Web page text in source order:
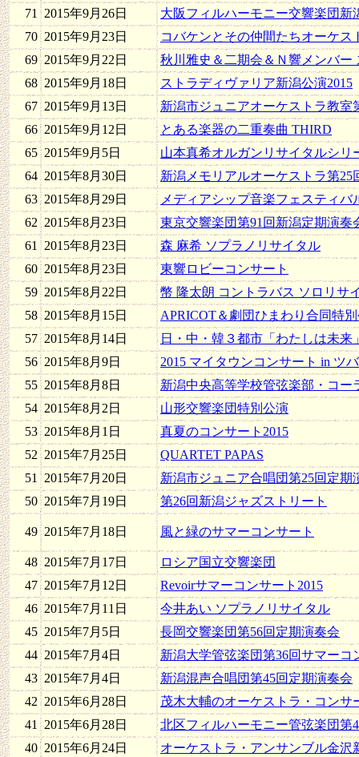
71 2015年9月26日
大阪フィルハーモニー交響楽団新
70 2015年9月23日
コバケンとその仲間たちオーケス
69 2015年9月22日
秋川雅史＆二期会＆Ｎ響メンバー
68 2015年9月18日
ストラディヴァリア新潟公演2015
67 2015年9月13日
新潟市ジュニアオーケストラ教室
66 2015年9月12日
とある楽器の二重奏曲 THIRD
65 2015年9月5日
山本真希オルガンリサイタルシリ
64 2015年8月30日
新潟メモリアルオーケストラ第25
63 2015年8月29日
メディアシップ音楽フェスティバ
62 2015年8月23日
東京交響楽団第91回新潟定期演奏
61 2015年8月23日
森 麻希 ソプラノリサイタル
60 2015年8月23日
東響ロビーコンサート
59 2015年8月22日
幣 隆太朗 コントラバス ソロリサ
58 2015年8月15日
APRICOT＆劇団ひまわり合同特
57 2015年8月14日
日・中・韓３都市「わたしは未来
56 2015年8月9日
2015 マイタウンコンサート in ツ
55 2015年8月8日
新潟中央高等学校管弦楽部・コー
54 2015年8月2日
山形交響楽団特別公演
53 2015年8月1日
真夏のコンサート2015
52 2015年7月25日
QUARTET PAPAS
51 2015年7月20日
新潟市ジュニア合唱団第25回定期
50 2015年7月19日 第26回新潟ジャズストリート
49 2015年7月18日 風と緑のサマーコンサート
48 2015年7月17日
ロシア国立交響楽団
47 2015年7月12日
Revoirサマーコンサート2015
46 2015年7月11日
今井あい ソプラノリサイタル
45 2015年7月5日
長岡交響楽団第56回定期演奏会
44 2015年7月4日
新潟大学管弦楽団第36回サマーコ
43 2015年7月4日
新潟混声合唱団第45回定期演奏会
42 2015年6月28日
茂木大輔のオーケストラ・コンサ
41 2015年6月28日
北区フィルハーモニー管弦楽団第
40 2015年6月24日
オーケストラ・アンサンブル金沢